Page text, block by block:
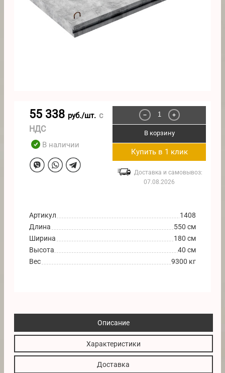
55 338 руб./шт. с
НДС
В наличии
− +
В корзину
Купить в 1 клик
Доставка и самовывоз:
07.08.2026
Артикул
1408
Длина
550 см
Ширина
180 см
Высота
40 см
Вес
9300 кг
Описание
Характеристики
Доставка